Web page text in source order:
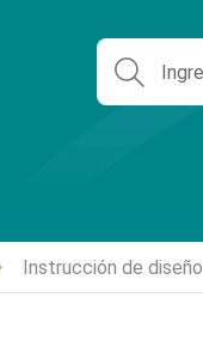
Instrucción de diseño